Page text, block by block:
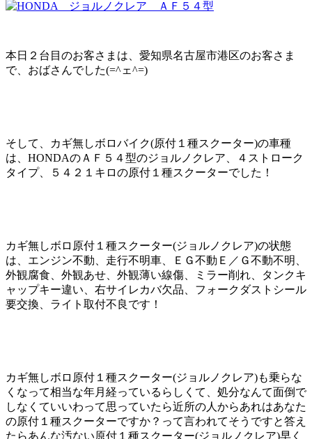
本日２台目のお客さまは、愛知県名古屋市港区のお客さま
で、おばさんでした(=^ェ^=)
そして、カギ無しボロバイク(原付１種スクーター)の車種
は、HONDAのＡＦ５４型のジョルノクレア、４ストローク
タイプ、５４２１キロの原付１種スクーターでした！
カギ無しボロ原付１種スクーター(ジョルノクレア)の状態
は、エンジン不動、走行不明車、ＥＧ不動Ｅ／Ｇ不動不明、
外観腐食、外観あせ、外観薄い線傷、ミラー削れ、タンクキ
ャップキー違い、右サイレカバ欠品、フォークダストシール
要交換、ライト取付不良です！
カギ無しボロ原付１種スクーター(ジョルノクレア)も乗らな
くなって相当な年月経っているらしくて、処分なんて面倒で
しなくていいわって思っていたら近所の人からあれはあなた
の原付１種スクーターですか？って言われてそうですと答え
たらあんな汚ない原付１種スクーター(ジョルノクレア)早く